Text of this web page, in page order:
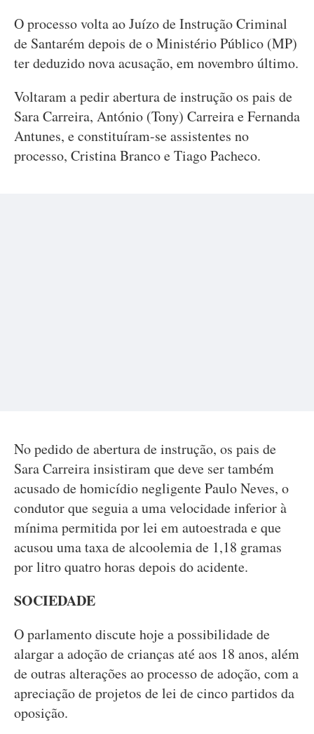
O processo volta ao Juízo de Instrução Criminal
de Santarém depois de o Ministério Público (MP)
ter deduzido nova acusação, em novembro último.
Voltaram a pedir abertura de instrução os pais de
Sara Carreira, António (Tony) Carreira e Fernanda
Antunes, e constituíram-se assistentes no
processo, Cristina Branco e Tiago Pacheco.
No pedido de abertura de instrução, os pais de
Sara Carreira insistiram que deve ser também
acusado de homicídio negligente Paulo Neves, o
condutor que seguia a uma velocidade inferior à
mínima permitida por lei em autoestrada e que
acusou uma taxa de alcoolemia de 1,18 gramas
por litro quatro horas depois do acidente.
SOCIEDADE
O parlamento discute hoje a possibilidade de
alargar a adoção de crianças até aos 18 anos, além
de outras alterações ao processo de adoção, com a
apreciação de projetos de lei de cinco partidos da
oposição.